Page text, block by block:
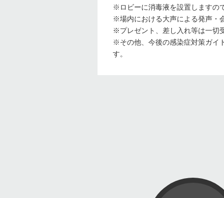
※ロビーに消毒液を設置しますの
※場内における大声による発声・
※プレゼント、差し入れ等は一切
※その他、今後の感染症対策ガイ
す。